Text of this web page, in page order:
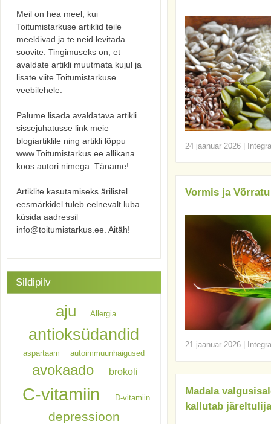
24 jaanuar 2026
Vormis ja Võrratu
21 jaanuar 2026
Madala
kallutab
Meil on hea meel, kui
Toitumistarkuse artiklid teile
meeldivad ja te neid levitada
soovite. Tingimuseks on, et
avaldate artikli muutmata kujul ja
lisate viite Toitumistarkuse
veebilehele.
Palume lisada avaldatava artikli
sissejuhatusse link meie
blogiartiklile ning artikli lõppu
www.Toitumistarkus.ee allikana
koos autori nimega. Täname!
Artiklite kasutamiseks ärilistel
eesmärkidel tuleb eelnevalt luba
küsida aadressil
info@toitumistarkus.ee. Aitäh!
Sildipilv
aju Allergia
antioksüdandid
aspartaam autoimmuunhaigused
avokaado brokoli
C-vitamiin D-vitamiin
depressioon